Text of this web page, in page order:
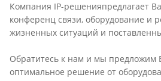
Компания IP-решенияпредлагает
конференц связи, оборудование и
жизненных ситуаций и
Обратитесь к нам и мы предложим
оптимальное решение от